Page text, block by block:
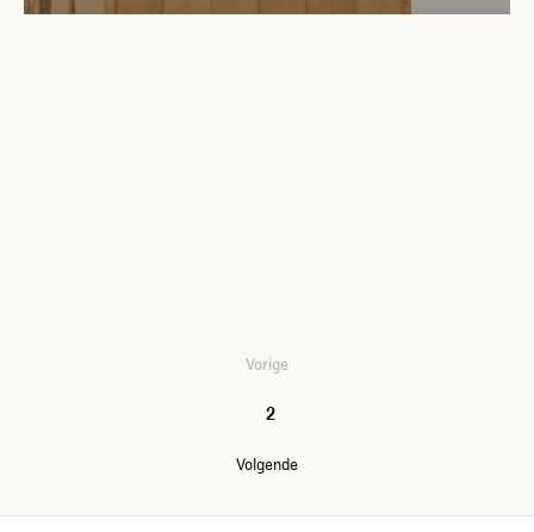
Vorige
2
Volgende